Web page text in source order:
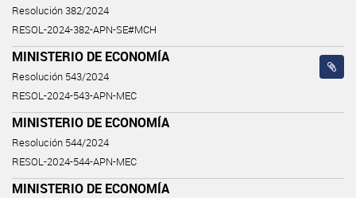
Resolución 382/2024
RESOL-2024-382-APN-SE#MCH
MINISTERIO DE ECONOMÍA
Resolución 543/2024
RESOL-2024-543-APN-MEC
MINISTERIO DE ECONOMÍA
Resolución 544/2024
RESOL-2024-544-APN-MEC
MINISTERIO DE ECONOMÍA